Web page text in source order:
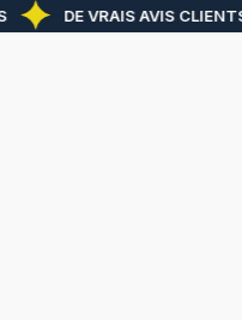
DE VRAIS AVIS CLIENTS